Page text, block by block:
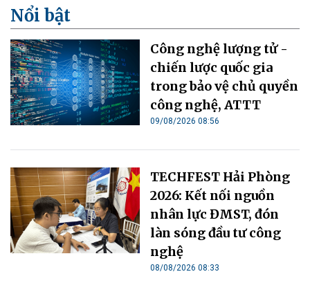
Nổi bật
Công nghệ lượng tử -
chiến lược quốc gia
trong bảo vệ chủ quyền
công nghệ, ATTT
09/08/2026 08:56
TECHFEST Hải Phòng
2026: Kết nối nguồn
nhân lực ĐMST, đón
làn sóng đầu tư công
nghệ
08/08/2026 08:33